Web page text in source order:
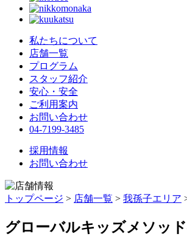
私たちについて
店舗一覧
プログラム
スタッフ紹介
安心・安全
ご利用案内
お問い合わせ
04-7199-3485
採用情報
お問い合わせ
トップページ > 店舗一覧 > 我孫子エリア
グローバルキッズメソッ